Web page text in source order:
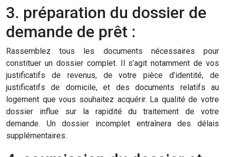
3. préparation du dossier de
demande de prêt :
Rassemblez tous les documents nécessaires pour
constituer un dossier complet. Il s’agit notamment de vos
justificatifs de revenus, de votre pièce d’identité, de
justificatifs de domicile, et des documents relatifs au
logement que vous souhaitez acquérir. La qualité de votre
dossier influe sur la rapidité du traitement de votre
demande. Un dossier incomplet entraînera des délais
supplémentaires.